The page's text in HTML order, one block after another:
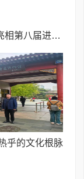
凝盟严选亮相第八届进博会阿根廷国家馆 南美优质好物引爆5.2馆消费热潮
乎的文化根脉